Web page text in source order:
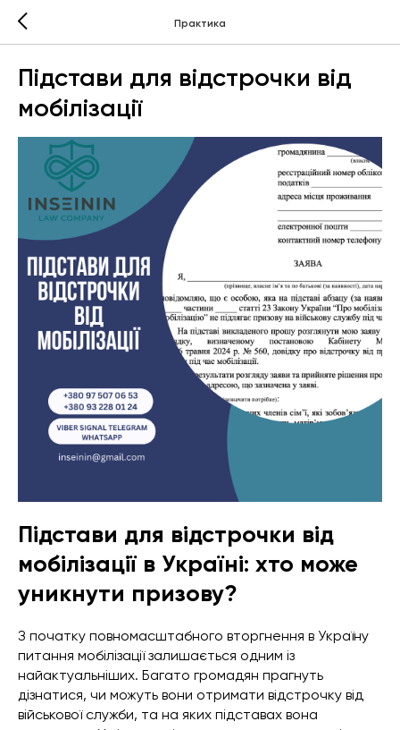
Практика
Підстави для відстрочки від
мобілізації
Підстави для відстрочки від
мобілізації в Україні: хто може
уникнути призову?
З початку повномасштабного вторгнення в Україну
питання мобілізації залишається одним із
найактуальніших. Багато громадян прагнуть
дізнатися, чи можуть вони отримати відстрочку від
військової служби, та на яких підставах вона